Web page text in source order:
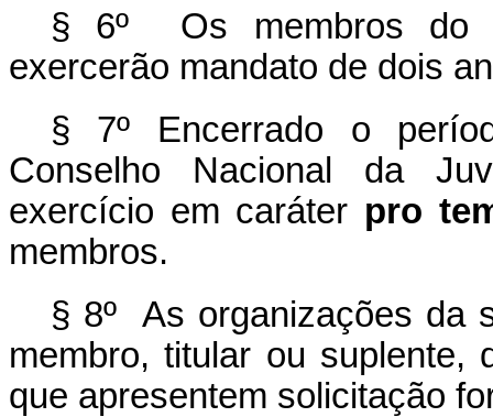
§ 6º Os membros do
exercerão mandato de dois
§ 7º Encerrado o
Conselho Nacional da
exercício em caráter pro
membros.
§ 8º As organizações da
membro, titular ou suplente,
que apresentem solicitação